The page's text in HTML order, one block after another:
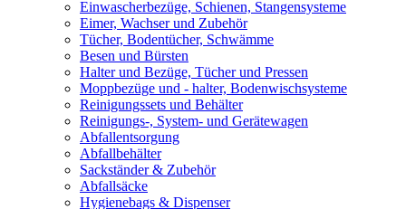
Einwascherbezüge, Schienen, Stangensysteme
Eimer, Wachser und Zubehör
Tücher, Bodentücher, Schwämme
Besen und Bürsten
Halter und Bezüge, Tücher und Pressen
Moppbezüge und - halter, Bodenwischsysteme
Reinigungssets und Behälter
Reinigungs-, System- und Gerätewagen
Abfallentsorgung
Abfallbehälter
Sackständer & Zubehör
Abfallsäcke
Hygienebags & Dispenser